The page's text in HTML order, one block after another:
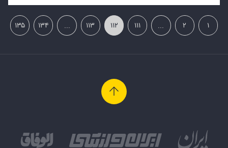
۱ ۲ ... ۱۱۱ ۱۱۲ ۱۱۳ ... ۱۳۴ ۱۳۵